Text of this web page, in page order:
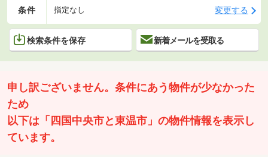
条件 指定なし 変更する
検索条件を保存 新着メールを受取る
申し訳ございません。条件にあう物件が少なかった
ため
以下は「四国中央市と東温市」の物件情報を表示し
ています。